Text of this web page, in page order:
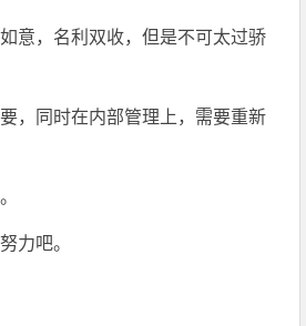
意，名利双收，但是不可太过骄
，同时在内部管理上，需要重新
力吧。